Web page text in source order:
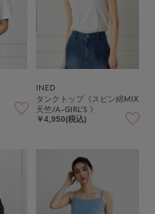
INED
タンクトップ《スビン綿MIX
天竺/A-GIRL’S 》
￥4,950(税込)